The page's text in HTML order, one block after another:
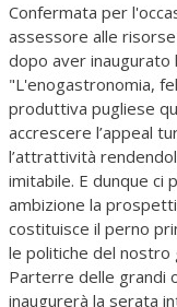
Confermata per
assessore alle
dopo aver inaugurato
"L'enogastronomia,
produttiva pugliese
accrescere l’appeal
l’attrattività
imitabile. E dunque ci
ambizione la
costituisce il perno
le politiche del nostro
Parterre delle grandi
inaugurerà la serata